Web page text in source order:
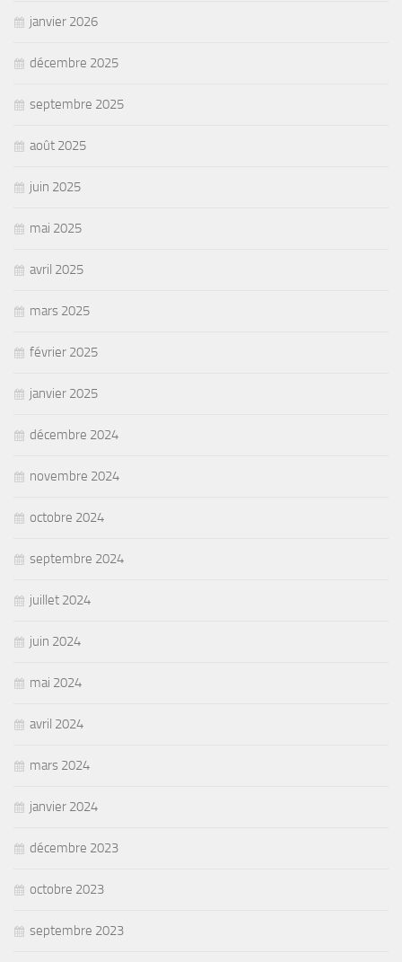
janvier 2026
décembre 2025
septembre 2025
août 2025
juin 2025
mai 2025
avril 2025
mars 2025
février 2025
janvier 2025
décembre 2024
novembre 2024
octobre 2024
septembre 2024
juillet 2024
juin 2024
mai 2024
avril 2024
mars 2024
janvier 2024
décembre 2023
octobre 2023
septembre 2023